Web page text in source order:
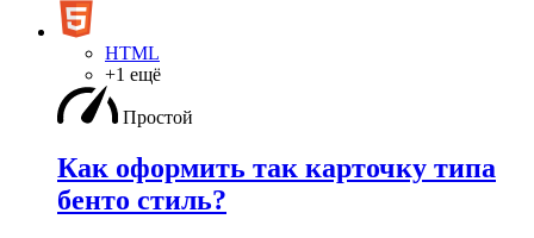
HTML
+1 ещё
Простой
Как оформить так карточку типа
бенто стиль?